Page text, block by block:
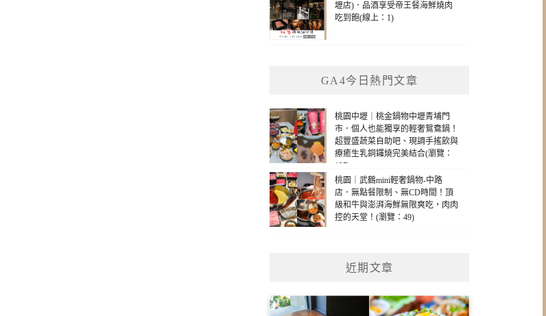
壢店)．品酒享受帝王餐海鮮燒肉
吃到飽(線上：1)
GA4今日熱門文章
桃園中壢｜桃金鍋物中壢青埔門
市．個人也能獨享的輕奢鴛鴦鍋！
超豐盛蔬菜自助吧、現調手搖飲與
療癒生乳銅鑼燒完美結合(瀏覽：
137)
桃園｜武鶴mini輕奢鍋物-中路
店．無點餐限制、無CD時間！頂
級和牛與澎湃海鮮無限爽吃，肉肉
控的天堂！(瀏覽：49)
近期文章